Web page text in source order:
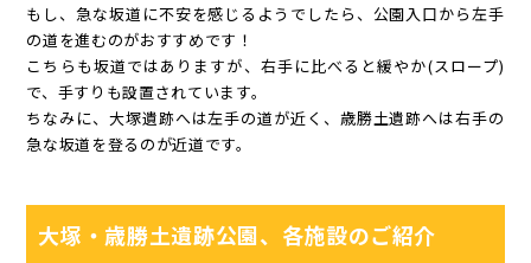
もし、急な坂道に不安を感じるようでしたら、公園入口から左手
の道を進むのがおすすめです！
こちらも坂道ではありますが、右手に比べると緩やか(スロープ)
で、手すりも設置されています。
ちなみに、大塚遺跡へは左手の道が近く、歳勝土遺跡へは右手の
急な坂道を登るのが近道です。
大塚・歳勝土遺跡公園、各施設のご紹介